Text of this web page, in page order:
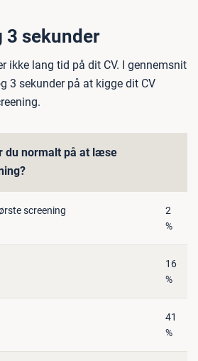
3 sekunder
ikke lang tid på dit CV. I gennemsnit
3 sekunder på at kigge dit CV
du normalt på at læse
screening
2
%
16
%
41
%